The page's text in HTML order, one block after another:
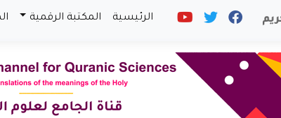
الرئيسية المكتبة الرقمية